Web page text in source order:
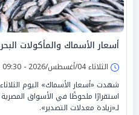
أسعار الأسماك والمأكولات البحرية
الثلاثاء 04/أغسطس/2026 - 09:30 ص
استقرارًا ملحوظًا في الأسواق
لـ«زيادة معدلات التصدير».